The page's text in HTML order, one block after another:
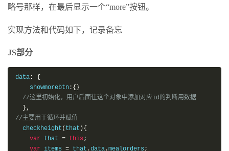
略号那样，在最后显示一个“more”按钮。
实现方法和代码如下，记录备忘
JS部分
data :
{
    showmorebtn
:{}
//这里初始化，用户后面往这个对象中添加对应id的判断用数据
},
//主要用于循环并赋值
  checkheight
( that ){
var that = this ;
var items = that .data .mealorders ;